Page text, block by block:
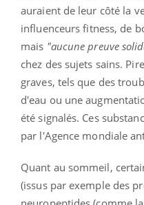
auraient de leur côté la
influenceurs fitness, de
mais "aucune preuve
chez des sujets sains.
graves, tels que des
d'eau ou une
été signalés. Ces
par l'Agence mondiale
Quant au sommeil,
(issus par exemple des